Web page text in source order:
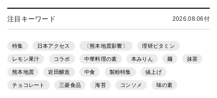
注目キーワード 2026.08.06付
特集 日本アクセス 〔熊本地震影響〕 理研ビタミン
レモン果汁 コラボ 中華料理の素 本みりん 麺 抹茶
熊本地震 岩田醸造 中食 製粉特集 値上げ
チョコレート 三菱食品 海苔 コンソメ 味の素